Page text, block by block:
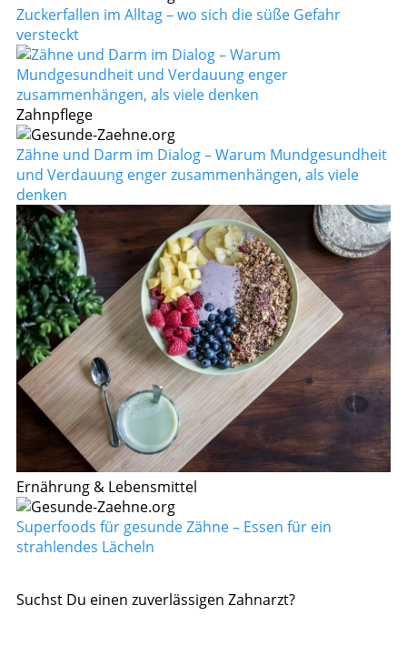
Zuckerfallen im Alltag – wo sich die süße Gefahr
versteckt
Zahnpflege
Zähne und Darm im Dialog – Warum Mundgesundheit
und Verdauung enger zusammenhängen, als viele
denken
Ernährung & Lebensmittel
Superfoods für gesunde Zähne – Essen für ein
strahlendes Lächeln
Suchst Du einen zuverlässigen Zahnarzt?